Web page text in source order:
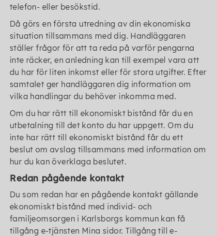
telefon- eller besökstid.
Då görs en första utredning av din ekonomiska
situation tillsammans med dig. Handläggaren
ställer frågor för att ta reda på varför pengarna
inte räcker, en anledning kan till exempel vara att
du har för liten inkomst eller för stora utgifter. Efter
samtalet ger handläggaren dig information om
vilka handlingar du behöver inkomma med.
Om du har rätt till ekonomiskt bistånd får du en
utbetalning till det konto du har uppgett. Om du
inte har rätt till ekonomiskt bistånd får du ett
beslut om avslag tillsammans med information om
hur du kan överklaga beslutet.
Redan pågående kontakt
Du som redan har en pågående kontakt gällande
ekonomiskt bistånd med individ- och
familjeomsorgen i Karlsborgs kommun kan få
tillgång e-tjänsten Mina sidor. Tillgång till e-